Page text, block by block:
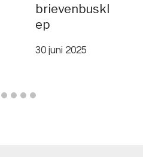
brievenbuskl
ep
30 juni 2025